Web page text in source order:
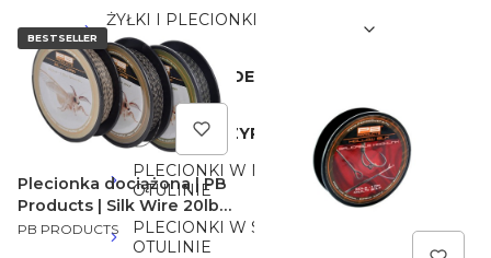
ŻYŁKI I PLECIONKI
GŁÓWNE
PLECIONKI LEADERY
STRZAŁÓWKI
MATERIAŁY PRZYPONOWE
PLECIONKI W MIĘKKIEJ
OTULINIE
PLECIONKI W SZTYWNEJ
OTULINIE
BESTSELLER
Plecionka dociążona | PB
Products | Silk Wire 20lb
Gravel 10m
PRODUCENT
PB PRODUCTS